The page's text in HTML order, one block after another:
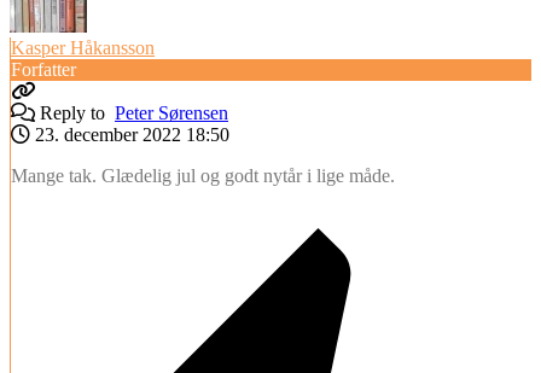
Kasper Håkansson
Forfatter
Reply to Peter Sørensen
23. december 2022 18:50
Mange tak. Glædelig jul og godt nytår i lige måde.